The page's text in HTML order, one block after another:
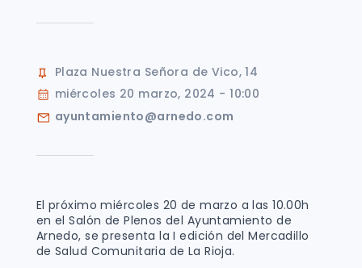
Plaza Nuestra Señora de Vico, 14
miércoles 20 marzo, 2024 - 10:00
ayuntamiento@arnedo.com
El próximo miércoles 20 de marzo a las 10.00h
en el Salón de Plenos del Ayuntamiento de
Arnedo, se presenta la I edición del Mercadillo
de Salud Comunitaria de La Rioja.